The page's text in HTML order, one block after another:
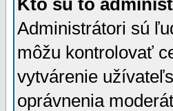
Kto sú to
Administrátori sú
môžu kontrolovať
vytvárenie
oprávnenia